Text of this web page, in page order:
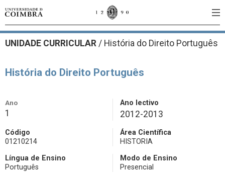
UNIDADE CURRICULAR / História do Direito Português
História do Direito Português
Ano
1
Ano lectivo
2012-2013
Código
01210214
Área Científica
HISTORIA
Língua de Ensino
Português
Modo de Ensino
Presencial